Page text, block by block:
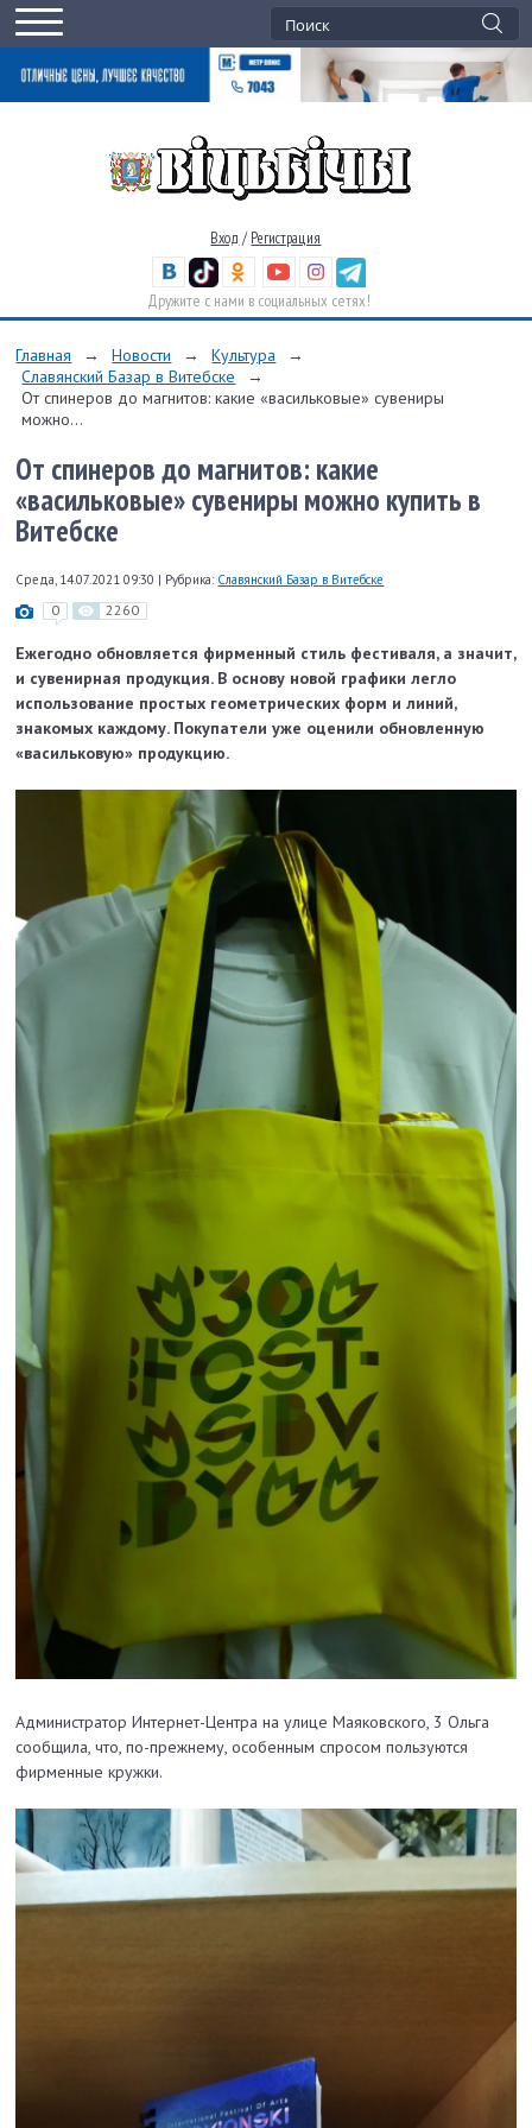
Вход / Регистрация
Дружите с нами в социальных сетях!
Главная → Новости → Культура
→
Славянский Базар в Витебске
→
От спинеров до магнитов: какие «васильковые» сувениры
можно...
От спинеров до магнитов: какие
«васильковые» сувениры можно купить в
Витебске
Среда, 14.07.2021 09:30 | Рубрика: Славянский Базар в Витебске
0 2260
Ежегодно обновляется фирменный стиль фестиваля, а значит,
и сувенирная продукция. В основу новой графики легло
использование простых геометрических форм и линий,
знакомых каждому. Покупатели уже оценили обновленную
«васильковую» продукцию.
Администратор Интернет-Центра на улице Маяковского, 3 Ольга
сообщила, что, по-прежнему, особенным спросом пользуются
фирменные кружки.